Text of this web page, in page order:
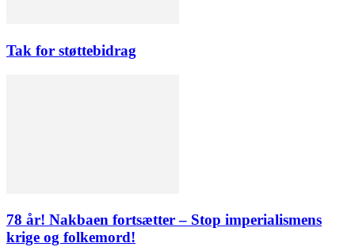
Tak for støttebidrag
78 år! Nakbaen fortsætter – Stop imperialismens
krige og folkemord!